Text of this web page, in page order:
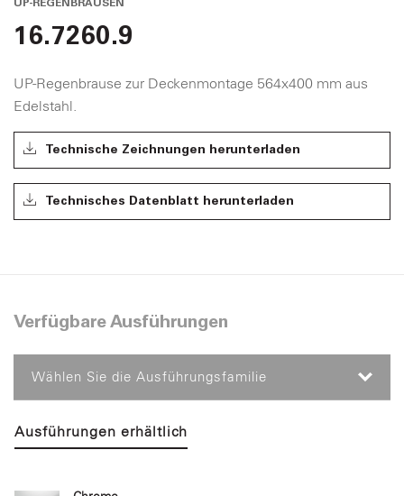
UP-REGENBRAUSEN
16.7260.9
UP-Regenbrause zur Deckenmontage 564x400 mm aus
Edelstahl.
Technische Zeichnungen herunterladen
Technisches Datenblatt herunterladen
Verfügbare Ausführungen
Wählen Sie die Ausführungsfamilie
Ausführungen erhältlich